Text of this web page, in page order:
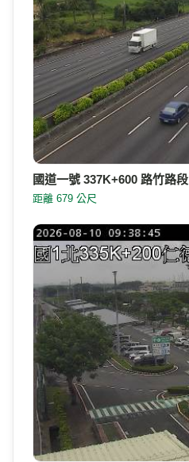
國道一號 337K+600 路竹路段
距離 679 公尺